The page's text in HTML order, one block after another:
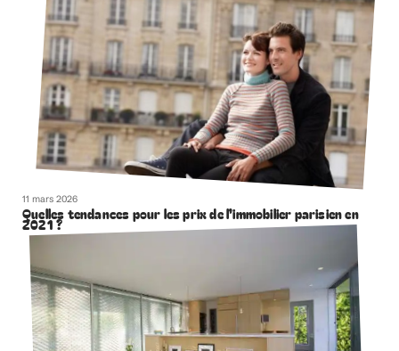
11 mars 2026
Quelles tendances pour les prix de l’immobilier parisien en
2021 ?